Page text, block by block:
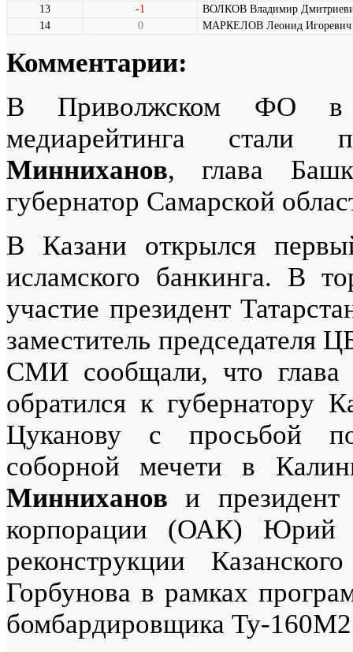
13
-1
ВОЛКОВ Владимир
14
0 МАРКЕЛОВ Леонид Игоревич
Комментарии:
В Приволжском ФО в
медиарейтинга стали
Минниханов, глава
губернатор Самарской
В Казани открылся
исламского банкинга. В
участие президент
заместитель
СМИ сообщали, что глава
обратился к губернатору
Цуканову с просьбой
соборной мечети в
Минниханов и президент
корпорации (ОАК) Юрий
реконструкции
Горбунова в рамках
бомбардировщика Ту-